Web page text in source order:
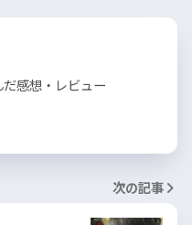
だ感想・レビュー
次の記事